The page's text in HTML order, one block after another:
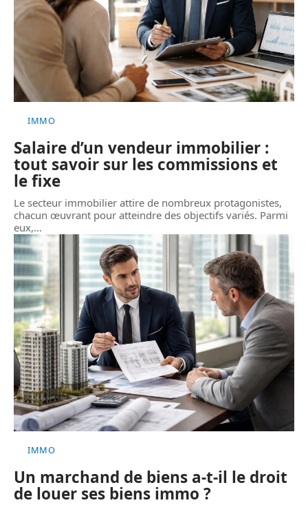
IMMO
Salaire d’un vendeur immobilier :
tout savoir sur les commissions et
le fixe
Le secteur immobilier attire de nombreux protagonistes,
chacun œuvrant pour atteindre des objectifs variés. Parmi
eux,…
IMMO
Un marchand de biens a-t-il le droit
de louer ses biens immo ?